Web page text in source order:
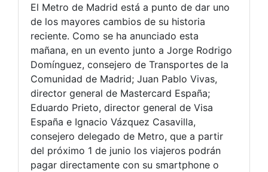
El Metro de Madrid está a punto de dar uno
de los mayores cambios de su historia
reciente. Como se ha anunciado esta
mañana, en un evento junto a Jorge Rodrigo
Domínguez, consejero de Transportes de la
Comunidad de Madrid; Juan Pablo Vivas,
director general de Mastercard España;
Eduardo Prieto, director general de Visa
España e Ignacio Vázquez Casavilla,
consejero delegado de Metro, que a partir
del próximo 1 de junio los viajeros podrán
pagar directamente con su smartphone o